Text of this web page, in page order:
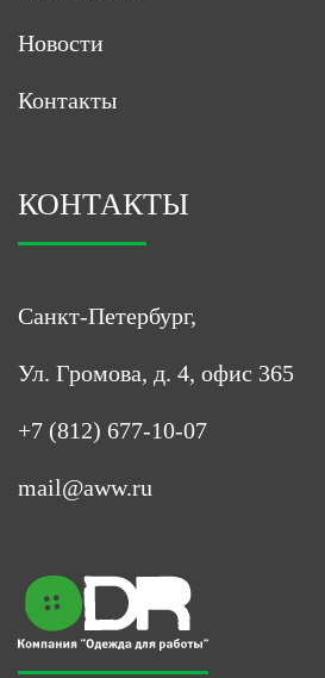
Новости
Контакты
КОНТАКТЫ
Санкт-Петербург,
Ул. Громова, д. 4, офис 365
+7 (812) 677-10-07
mail@aww.ru